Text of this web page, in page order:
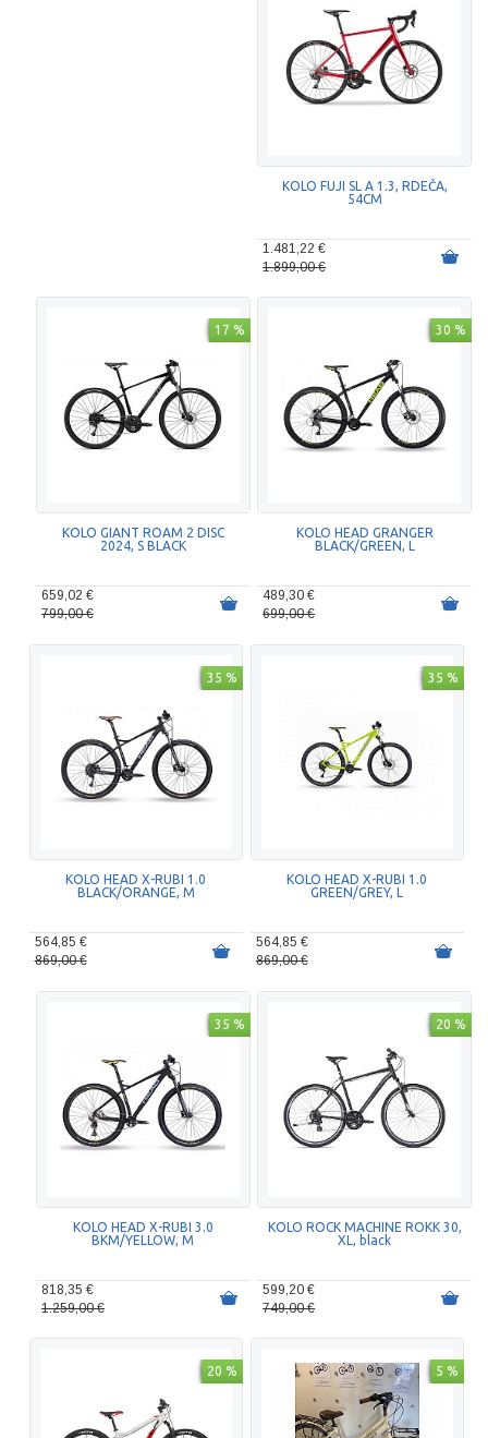
KOLO FUJI SL A 1.3, RDEČA,
54CM
1.481,22 €
1.899,00 €
17 %
KOLO GIANT ROAM 2 DISC
2024, S BLACK
659,02 €
799,00 €
30 %
KOLO HEAD GRANGER
BLACK/GREEN, L
489,30 €
699,00 €
35 %
KOLO HEAD X-RUBI 1.0
BLACK/ORANGE, M
564,85 €
869,00 €
35 %
KOLO HEAD X-RUBI 1.0
GREEN/GREY, L
564,85 €
869,00 €
35 %
KOLO HEAD X-RUBI 3.0
BKM/YELLOW, M
818,35 €
1.259,00 €
20 %
KOLO ROCK MACHINE ROKK 30,
XL, black
599,20 €
749,00 €
20 % 5 %